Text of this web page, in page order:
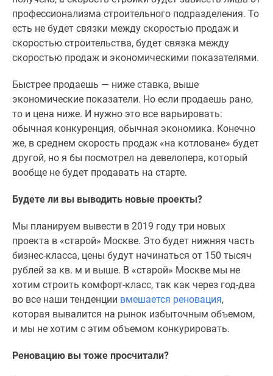
профессионализма строительного подразделения. То
есть не будет связки между скоростью продаж и
скоростью строительства, будет связка между
скоростью продаж и экономическими показателями.
Быстрее продаешь — ниже ставка, выше
экономические показатели. Но если продаешь рано,
то и цена ниже. И нужно это все варьировать:
обычная конкуренция, обычная экономика. Конечно
же, в среднем скорость продаж «на котловане» будет
другой, но я бы посмотрел на девелопера, который
вообще не будет продавать на старте.
Будете ли вы выводить новые проекты?
Мы планируем вывести в 2019 году три новых
проекта в «старой» Москве. Это будет нижняя часть
бизнес-класса, цены будут начинаться от 150 тысяч
рублей за кв. м и выше. В «старой» Москве мы не
хотим строить комфорт-класс, так как через год-два
во все наши тенденции вмешается реновация,
которая вывалится на рынок избыточным объемом,
и мы не хотим с этим объемом конкурировать.
Реновацию вы тоже просчитали?